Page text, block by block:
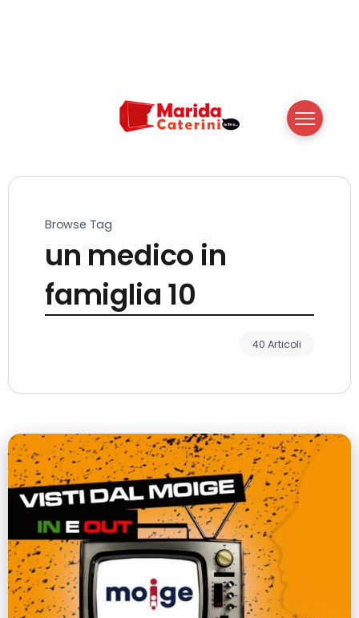
Browse Tag
un medico in
famiglia 10
40 Articoli